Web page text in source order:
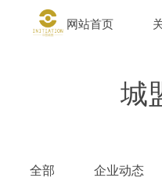
网站首页
城
全部 企业动态